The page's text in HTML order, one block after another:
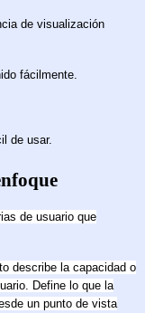
de visualización
fácilmente.
de usar.
de usuario que
describe la capacidad o
Define lo que la
un punto de vista